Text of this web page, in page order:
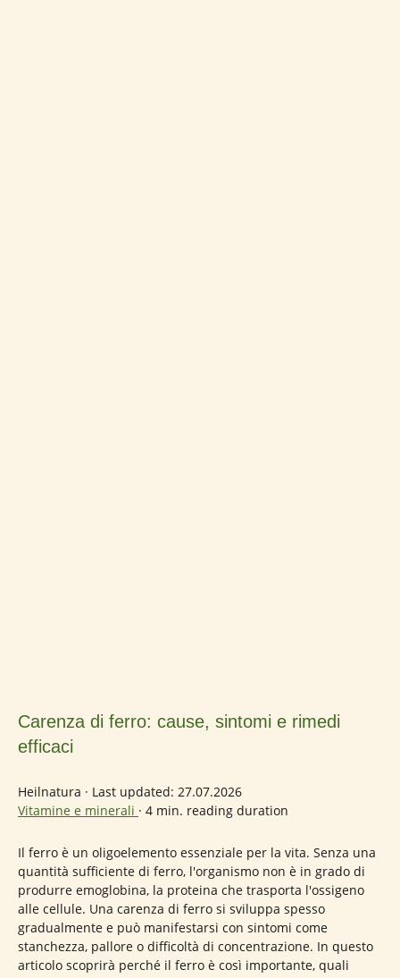
Carenza di ferro: cause, sintomi e rimedi
efficaci
Heilnatura · Last updated: 27.07.2026
Vitamine e minerali · 4 min. reading duration
Il ferro è un oligoelemento essenziale per la vita. Senza una
quantità sufficiente di ferro, l'organismo non è in grado di
produrre emoglobina, la proteina che trasporta l'ossigeno
alle cellule. Una carenza di ferro si sviluppa spesso
gradualmente e può manifestarsi con sintomi come
stanchezza, pallore o difficoltà di concentrazione. In questo
articolo scoprirà perché il ferro è così importante, quali